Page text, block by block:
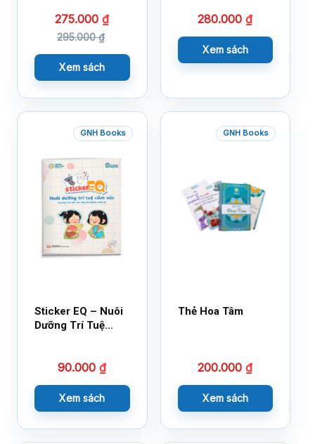
275.000₫
295.000₫
Xem sách
280.000₫
Xem sách
GNH Books
Sticker EQ – Nuôi
Dưỡng Trí Tuệ
Cùng 150 Sticker
90.000₫
Xem sách
GNH Books
Thẻ Hoa Tâm
200.000₫
Xem sách